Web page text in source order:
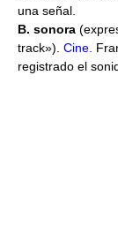
una señal.
B. sonora
track»). Cine.
registrado el